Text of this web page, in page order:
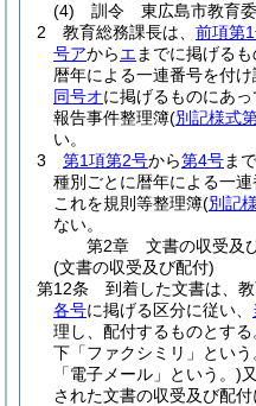
(4)
訓令 東広島市教育
2
教育総務課長は、 前項第
号アからエ までに掲げる
暦年による一連番号を付
同号オに掲げるものにあ
報告事件整理簿(別記様式
い。
3
第1項第2号から第4号ま
種別ごとに暦年による一連
これを規則等整理簿(別記
ない。
第2章
文書の収受及
(文書の収受及び配付)
第12条
到着した文書は、
各号に掲げる区分に従い、
理し、配付するものとする
下「ファクシミリ」という
「電子メール」という。)
された文書の収受及び配